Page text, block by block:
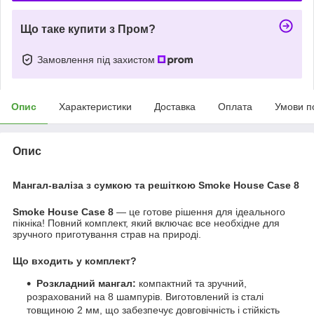
Що таке купити з Пром?
Замовлення під захистом
Опис Характеристики Доставка Оплата Умови
Опис
Мангал-валіза з сумкою та решіткою Smoke House Case 8
Smoke House Case 8 — це готове рішення для ідеального
пікніка! Повний комплект, який включає все необхідне для
зручного приготування страв на природі.
Що входить у комплект?
Розкладний мангал: компактний та зручний,
розрахований на 8 шампурів. Виготовлений із сталі
товщиною 2 мм, що забезпечує довговічність і стійкість